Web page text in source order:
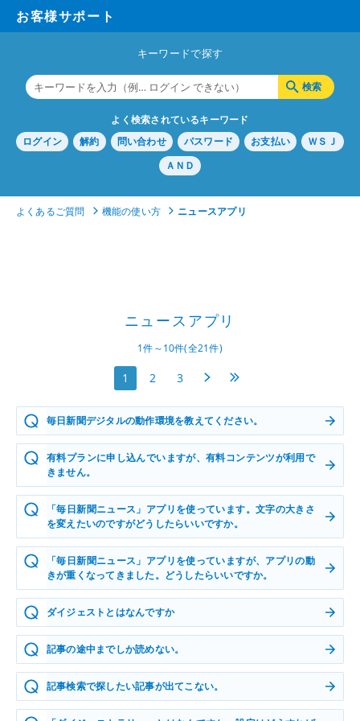
お客様サポート
キーワードで探す
よく検索されているキーワード
ログイン 解約 問い合わせ パスワード お支払い
ＷＳＪ
ＡＮＤ
よくあるご質問 機能の使い方 ニュースアプリ
ニュースアプリ
1件～10件(全21件)
1 2 3 次へ
毎日新聞デジタルの動作環境を教えてください。
有料プランに申し込んでいますが、有料コンテンツが利用で
きません。
「毎日新聞ニュース」アプリを使っています。文字の大きさ
を変えたいのですがどうしたらいいですか。
「毎日新聞ニュース」アプリを使っていますが、アプリの動
きが重くなってきました。どうしたらいいですか。
ダイジェストとはなんですか
記事の途中までしか読めない。
記事検索で探したい記事が出てこない。